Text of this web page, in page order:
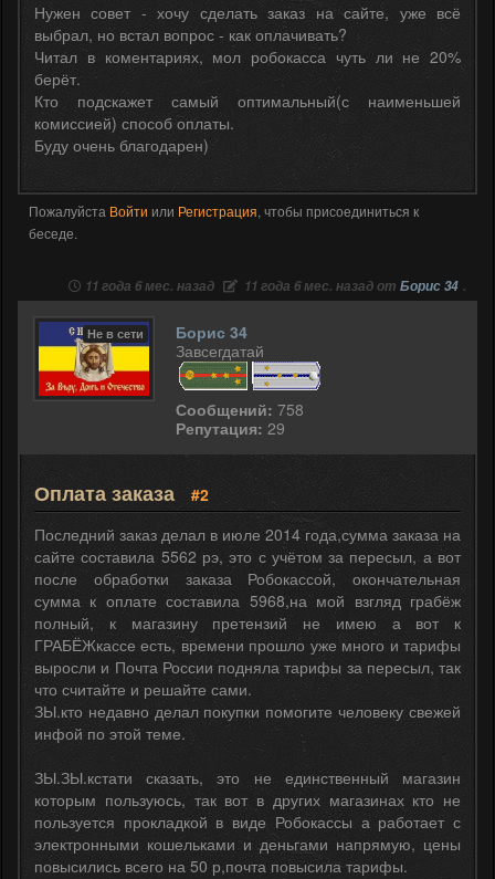
Нужен совет - хочу сделать заказ на сайте, уже всё
выбрал, но встал вопрос - как оплачивать?
Читал в коментариях, мол робокасса чуть ли не 20%
берёт.
Кто подскажет самый оптимальный(с наименьшей
комиссией) способ оплаты.
Буду очень благодарен)
Пожалуйста Войти или Регистрация, чтобы присоединиться к
беседе.
11 года 6 мес. назад 11 года 6 мес. назад от Борис 34 .
Не в сети
Борис 34
Завсегдатай
Сообщений: 758
Репутация: 29
Оплата заказа
#2
Последний заказ делал в июле 2014 года,сумма заказа на
сайте составила 5562 рэ, это с учётом за пересыл, а вот
после обработки заказа Робокассой, окончательная
сумма к оплате составила 5968,на мой взгляд грабёж
полный, к магазину претензий не имею а вот к
ГРАБЁЖкассе есть, времени прошло уже много и тарифы
выросли и Почта России подняла тарифы за пересыл, так
что считайте и решайте сами.
ЗЫ.кто недавно делал покупки помогите человеку свежей
инфой по этой теме.
ЗЫ.ЗЫ.кстати сказать, это не единственный магазин
которым пользуюсь, так вот в других магазинах кто не
пользуется прокладкой в виде Робокассы а работает с
электронными кошельками и деньгами напрямую, цены
повысились всего на 50 р,почта повысила тарифы.